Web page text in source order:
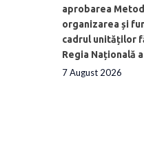
aprobarea
organizarea și
cadrul unităților
Regia Națională
7 August 2026